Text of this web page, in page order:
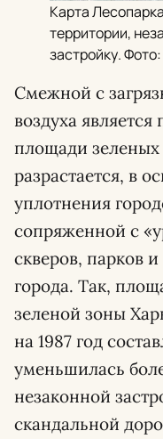
Карта
территории,
застройку.
Смежной с
воздуха
площади
разрастается, в
уплотнения
сопряженной с
скверов, парков
города. Так,
зеленой зоны
на 1987 год
уменьшилась
незаконной
скандальной